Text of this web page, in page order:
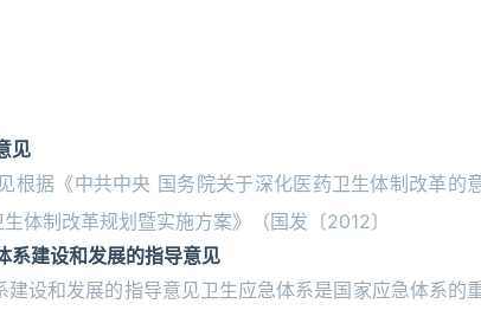
见
根据《中共中央 国务院关于深化医药卫生体制改革的
体制改革规划暨实施方案》（国发〔2012〕
系建设和发展的指导意见
设和发展的指导意见卫生应急体系是国家应急体系的